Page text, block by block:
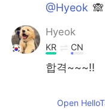
Türkçe
Português
@Hyeok 🙈
Hyeok
KR CN
합격~~~!!
Open